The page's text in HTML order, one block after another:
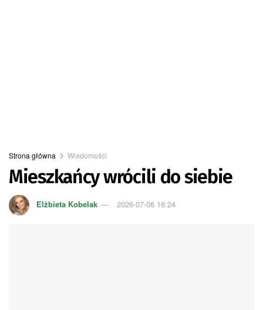
Strona główna Wiadomości
Mieszkańcy wrócili do siebie
Elżbieta Kobelak 2026-07-06 16:24